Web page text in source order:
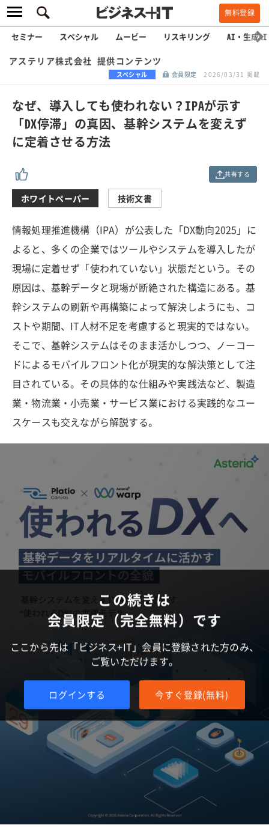
無料登録
セミナー スペシャル ムービー リスキリング AI・生成AI
アステリア株式会社 提供コンテンツ
スペシャル 会員限定 2026/03/31 掲載
なぜ、導入しても使われない？IPAが示す
「DX停滞」の真因、基幹システムを変えず
に定着させる方法
共有する
ホワイトペーパー 技術文書
情報処理推進機構（IPA）が公表した「DX動向2025」に
よると、多くの企業ではツールやシステムを導入したが
現場に定着せず「使われていない」状態だという。その
原因は、基幹データと現場が断絶された構造にある。基
幹システムの刷新や再構築によって解決しようにも、コ
ストや期間、IT人材不足を考慮すると現実的ではない。
そこで、基幹システムはそのまま活かしつつ、ノーコー
ドによるモバイルフロント化が現実的な解決策として注
目されている。その具体的な仕組みや実践法など、製造
業・物流業・小売業・サービス業における実践的なユー
スケースも交えながら解説する。
この続きは
会員限定（完全無料）です
ここから先は「ビジネス+IT」会員に登録された方のみ、
ご覧いただけます。
ログインする 今すぐ登録(無料)